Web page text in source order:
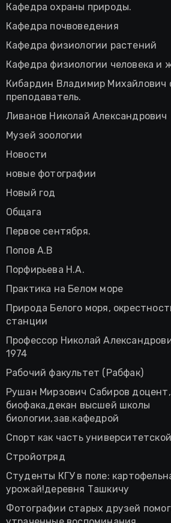
Кафедра охраны природы.
Кафедра почвоведения
Кафедра физиологии растений
Кафедра физиологии человека и
Кибардин Владимир Михайлович
преподаватель.
Ливанов Николай Александрович
Музей зоологии
Новости
новые фотографии
Новый год
Общага
Первое сентября.
Попов А.В
Порфирьева Н.А.
Практика на Белом море
Природа Белого моря,
станции
Профессор Николай
1974
Рабочий факультет (Рабфак)
Рушан Мирзович Сабиров
биофака,декан высшей школы
биологии,зав.кафедрой
Спорт как часть
Стройотряд
Студенты КГУ в поле:
урожай!деревня Ташкичу
Фотографии старых друзей